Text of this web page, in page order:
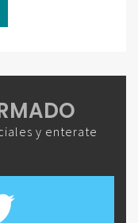
y enterate